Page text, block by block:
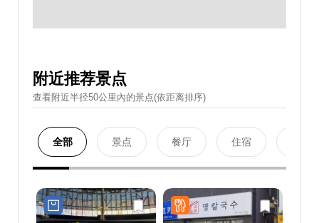
附近推荐景点
查看附近半径50公里內的景点(依距离排序)
全部 景点 餐厅 住宿